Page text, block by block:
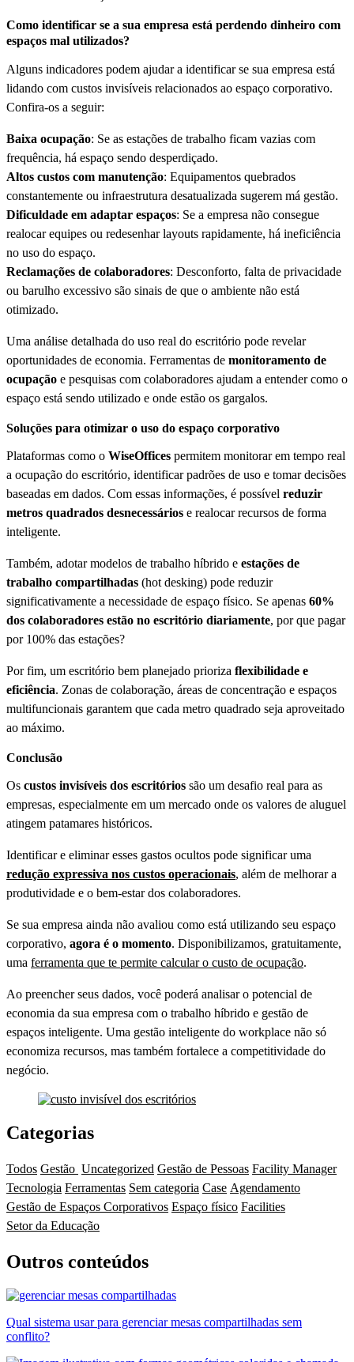
Como identificar se a sua empresa está perdendo dinheiro com
espaços mal utilizados?
Alguns indicadores podem ajudar a identificar se sua empresa está
lidando com custos invisíveis relacionados ao espaço corporativo.
Confira-os a seguir:
Baixa ocupação: Se as estações de trabalho ficam vazias com
frequência, há espaço sendo desperdiçado.
Altos custos com manutenção: Equipamentos quebrados
constantemente ou infraestrutura desatualizada sugerem má gestão.
Dificuldade em adaptar espaços: Se a empresa não consegue
realocar equipes ou redesenhar layouts rapidamente, há ineficiência
no uso do espaço.
Reclamações de colaboradores: Desconforto, falta de privacidade
ou barulho excessivo são sinais de que o ambiente não está
otimizado.
Uma análise detalhada do uso real do escritório pode revelar
oportunidades de economia. Ferramentas de monitoramento de
ocupação e pesquisas com colaboradores ajudam a entender como o
espaço está sendo utilizado e onde estão os gargalos.
Soluções para otimizar o uso do espaço corporativo
Plataformas como o WiseOffices permitem monitorar em tempo real
a ocupação do escritório, identificar padrões de uso e tomar decisões
baseadas em dados. Com essas informações, é possível reduzir
metros quadrados desnecessários e realocar recursos de forma
inteligente.
Também, adotar modelos de trabalho híbrido e estações de
trabalho compartilhadas (hot desking) pode reduzir
significativamente a necessidade de espaço físico. Se apenas 60%
dos colaboradores estão no escritório diariamente, por que pagar
por 100% das estações?
Por fim, um escritório bem planejado prioriza flexibilidade e
eficiência. Zonas de colaboração, áreas de concentração e espaços
multifuncionais garantem que cada metro quadrado seja aproveitado
ao máximo.
Conclusão
Os custos invisíveis dos escritórios são um desafio real para as
empresas, especialmente em um mercado onde os valores de aluguel
atingem patamares históricos.
Identificar e eliminar esses gastos ocultos pode significar uma
redução expressiva nos custos operacionais, além de melhorar a
produtividade e o bem-estar dos colaboradores.
Se sua empresa ainda não avaliou como está utilizando seu espaço
corporativo, agora é o momento. Disponibilizamos, gratuitamente,
uma ferramenta que te permite calcular o custo de ocupação.
Ao preencher seus dados, você poderá analisar o potencial de
economia da sua empresa com o trabalho híbrido e gestão de
espaços inteligente. Uma gestão inteligente do workplace não só
economiza recursos, mas também fortalece a competitividade do
negócio.
Categorias
Todos Gestão Uncategorized Gestão de Pessoas Facility Manager
Tecnologia Ferramentas Sem categoria Case Agendamento
Gestão de Espaços Corporativos Espaço físico Facilities
Setor da Educação
Outros conteúdos
Qual sistema usar para gerenciar mesas compartilhadas sem
conflito?